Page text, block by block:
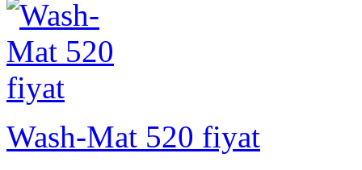
Wash-Mat 520 fiyat